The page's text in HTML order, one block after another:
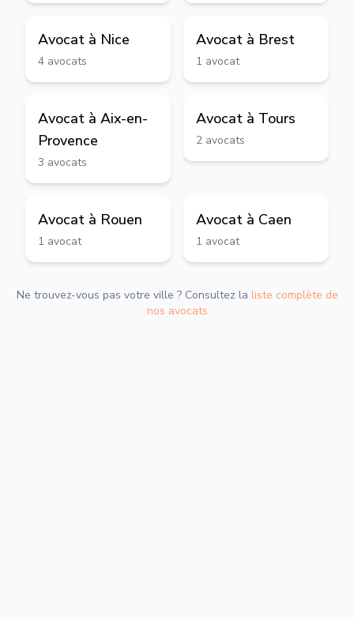
Avocat à Nice
4 avocats
Avocat à Brest
1 avocat
Avocat à Aix-en-
Provence
3 avocats
Avocat à Tours
2 avocats
Avocat à Rouen
1 avocat
Avocat à Caen
1 avocat
Ne trouvez-vous pas votre ville ? Consultez la liste complète de
nos avocats